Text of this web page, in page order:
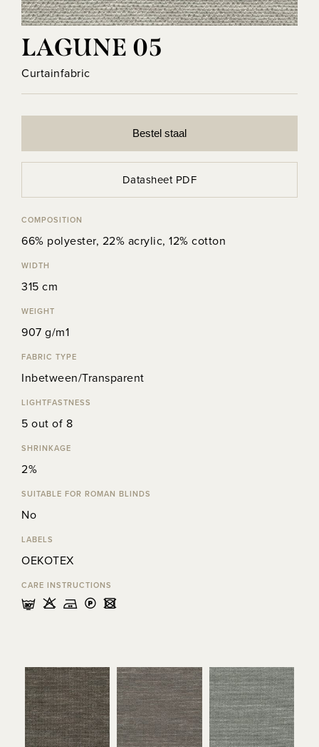
LAGUNE 05
Curtainfabric
Bestel staal
Datasheet PDF
COMPOSITION
66% polyester, 22% acrylic, 12% cotton
WIDTH
315 cm
WEIGHT
907 g/m1
FABRIC TYPE
Inbetween/Transparent
LIGHTFASTNESS
5 out of 8
SHRINKAGE
2%
SUITABLE FOR ROMAN BLINDS
No
LABELS
OEKOTEX
CARE INSTRUCTIONS
mHELU